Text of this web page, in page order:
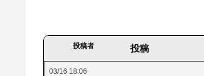
投稿者 投稿
03/16 18:06